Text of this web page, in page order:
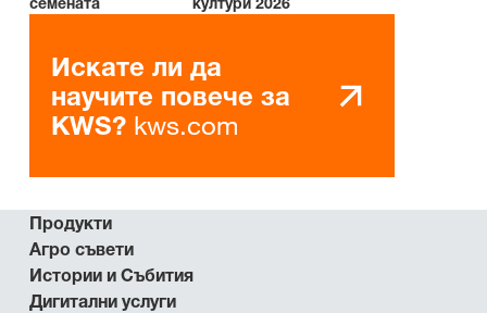
Искате ли да
научите повече за
KWS? kws.com
Продукти
Агро съвети
Истории и Събития
Дигитални услуги